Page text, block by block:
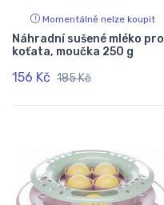
Momentálně nelze koupit
Náhradní sušené mléko pro
koťata, moučka 250 g
156 Kč 185 Kč